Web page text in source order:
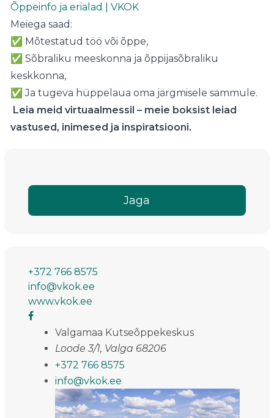
Õppeinfo ja erialad | VKOK
Meiega saad:
✅ Mõtestatud töö või õppe,
✅ Sõbraliku meeskonna ja õppijasõbraliku
keskkonna,
✅ Ja tugeva hüppelaua oma järgmisele sammule.
Leia meid virtuaalmessil – meie boksist leiad
vastused, inimesed ja inspiratsiooni.
Jaga
+372 766 8575
info@vkok.ee
www.vkok.ee
Valgamaa Kutseõppekeskus
Loode 3/1, Valga 68206
+372 766 8575
info@vkok.ee